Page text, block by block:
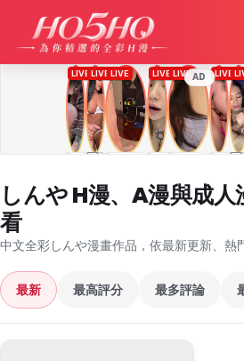
AD
しんや H漫、A漫與成人
看
中文全彩しんや漫畫作品，依最新更新、熱
最新 最高評分 最多評論